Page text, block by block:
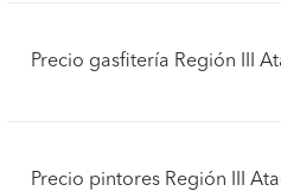
Precio gasfitería Región III
Precio pintores Región III